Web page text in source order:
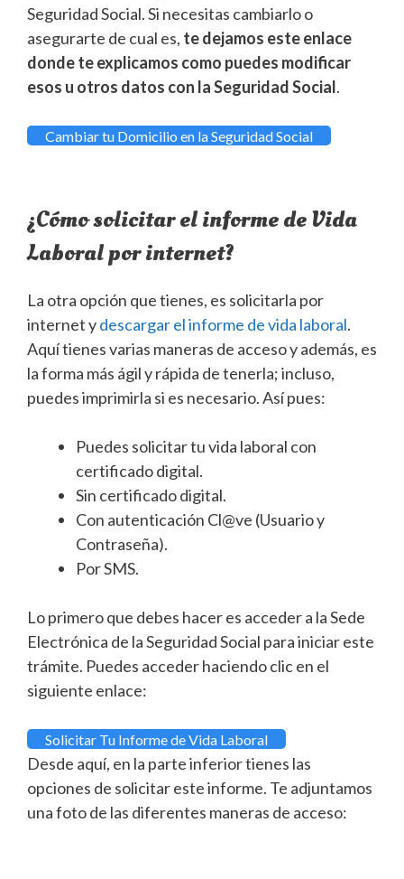
Seguridad Social. Si necesitas cambiarlo o
asegurarte de cual es, te dejamos este enlace
donde te explicamos como puedes modificar
esos u otros datos con la Seguridad Social.
Cambiar tu Domicilio en la Seguridad Social
¿Cómo solicitar el informe de Vida
Laboral por internet?
La otra opción que tienes, es solicitarla por
internet ydescargar el informe de vida laboral.
Aquí tienes varias maneras de acceso y además, es
la forma más ágil y rápida de tenerla; incluso,
puedes imprimirla si es necesario. Así pues:
Puedes solicitar tu vida laboral con
certificado digital.
Sin certificado digital.
Con autenticación Cl@ve (Usuario y
Contraseña).
Por SMS.
Lo primero que debes hacer es acceder a la Sede
Electrónica de la Seguridad Social para iniciar este
trámite. Puedes acceder haciendo clic en el
siguiente enlace:
Solicitar Tu Informe de Vida Laboral
Desde aquí, en la parte inferior tienes las
opciones de solicitar este informe. Te adjuntamos
una foto de las diferentes maneras de acceso: